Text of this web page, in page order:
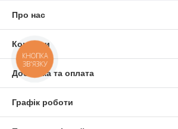
Про нас
Контакти
Доставка та оплата
Графік роботи
КНОПКА
ЗВ'ЯЗКУ